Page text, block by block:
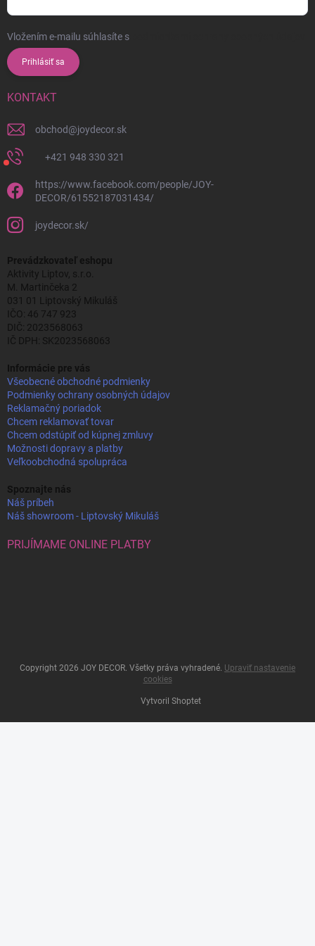
Vložením e-mailu súhlasíte s
Prihlásiť sa
KONTAKT
obchod@joydecor.sk
+421 948 330 321
https://www.facebook.com/people/JOY-
DECOR/61552187031434/
joydecor.sk/
Prevádzkovateľ eshopu
Aktivity Liptov, s.r.o.
M. Martinčeka 2
031 01 Liptovský Mikuláš
IČO: 46 747 923
DIČ: 2023568063
IČ DPH: SK2023568063
Informácie pre vás
Všeobecné obchodné podmienky
Podmienky ochrany osobných údajov
Reklamačný poriadok
Chcem reklamovať tovar
Chcem odstúpiť od kúpnej zmluvy
Možnosti dopravy a platby
Veľkoobchodná spolupráca
Spoznajte nás
Náš príbeh
Náš showroom - Liptovský Mikuláš
PRIJÍMAME ONLINE PLATBY
Vytvoril Shoptet
Copyright 2026 JOY DECOR . Všetky práva vyhradené. Upraviť nastavenie
cookies